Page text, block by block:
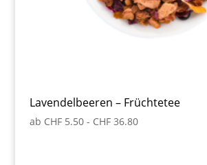
Lavendelbeeren – Früchtetee
ab CHF5.50- CHF36.80